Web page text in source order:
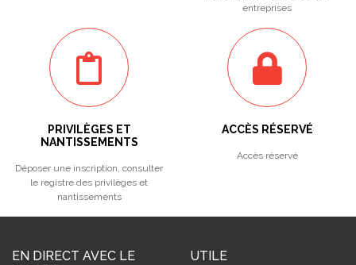
entreprises
PRIVILÈGES ET
NANTISSEMENTS
Déposer une inscription, consulter
le registre des privilèges et
nantissements
ACCÈS RÉSERVÉ
Accès réservé
EN DIRECT AVEC LE
UTILE